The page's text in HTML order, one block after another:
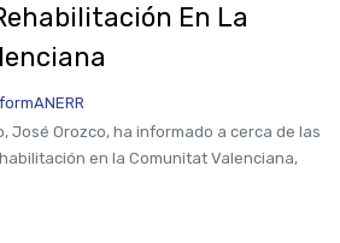
En La
José Orozco, ha informado a cerca de las
en la Comunitat Valenciana,